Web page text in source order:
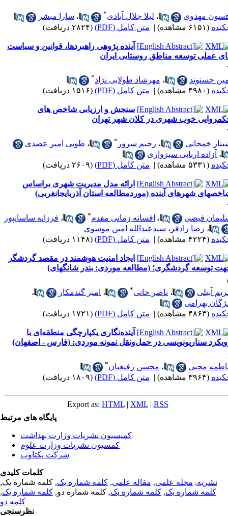
مهدوی
، لیلا جلال آبادی* ، سارا مبشر
(۶۱۵۱ مشاهده) | متن کامل (PDF) (۲۸۲۴ دریافت)
آینده پژوهی راهبردها، قوانین و سیاست
عملی توسعه مناطق روستایی ایران
حسنوند
، مهرشاد طولابی نژاد*
(۴۹۸۰ مشاهده) | متن کامل (PDF) (۱۵۱۶ دریافت)
سنجش و ارزیابی شاخص های
خوب شهری در کلان شهر تهران
خمجانی
، رحیم سرور * ، طوبی امیر عضدی
، آزاده اربابی سبزواری
(۵۳۳۱ مشاهده) | متن کامل (PDF) (۲۶۰۹ دریافت)
ارائه مدل مدیریت شهری براساس
شهرهای آینده (موردمطالعه استان آذربایجانغربی)
فیضی
، افسانه زمانی مقدم* ، فرزانه ساسانپور
، رضا رادفر ، سیدعبدالله امین موسوی
(۴۲۲۴ مشاهده) | متن کامل (PDF) (۱۱۴۸ دریافت)
ایجاد امنیت هوشمند در مقصد گردشگر
توسعه گردشگری؛ (مطالعه موردی: بندر شانگهای)
آبیلی
، ناصر خانی* ، امیر گندمکار
،
بهرامی
(۴۸۶۳ مشاهده) | متن کامل (PDF) (۱۷۲۱ دریافت)
آینده‌نگاری یکپارچگی منطقه‌ای با
سناریونویسی در حمل‌ونقل نمونه موردی: (فارس - اصفهان)
محبی
، محسن رفیعیان*
(۳۹۶۴ مشاهده) | متن کامل (PDF) (۱۸۰۹ دریافت)
Export as: HTML| XML| RSS
پایگاه های مرتبط
کمیسیون نشریات وزارت بهداشت
کمسیون نشریات وزارت علوم
شرکت یکتاوب
کلمات کلیدی
نشریه, مجله علمی, مقاله علمی, کلمه شماره یک, کلمه شماره یک,
کلمه شماره یک, کلمه شماره یک, کلمه شماره دو, کلمه شماره یک,
کلمه دو
نظرسنجی